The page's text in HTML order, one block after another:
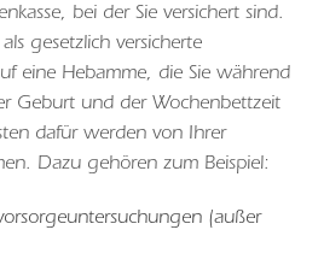
bei der Sie versichert sind.
gesetzlich versicherte
eine Hebamme, die Sie während
Geburt und der Wochenbettzeit
dafür werden von Ihrer
Dazu gehören zum Beispiel:
(außer